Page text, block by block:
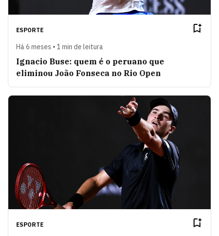
ESPORTE
Há 6 meses • 1 min de leitura
Ignacio Buse: quem é o peruano que
eliminou João Fonseca no Rio Open
ESPORTE